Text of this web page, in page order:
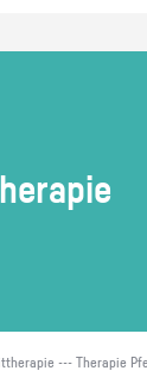
--- Therapie